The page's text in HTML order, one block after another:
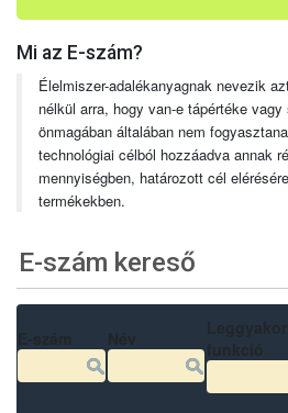
Mi az E-szám?
Élelmiszer-adalékanyagnak nevezik
nélkül arra, hogy van-e tápértéke
önmagában általában nem
technológiai célból hozzáadva annak
mennyiségben, határozott cél
termékekben.
E-szám kereső